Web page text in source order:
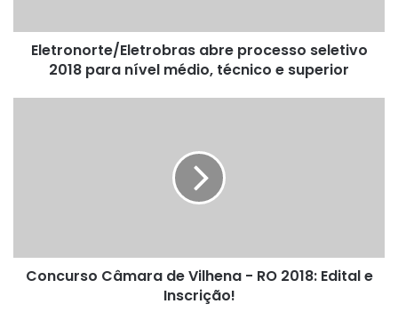
técnico
superior
Eletronorte/Eletrobras abre processo seletivo
2018 para nível médio, técnico e superior
e
Inscrição!
Concurso Câmara de Vilhena - RO 2018: Edital e
Inscrição!